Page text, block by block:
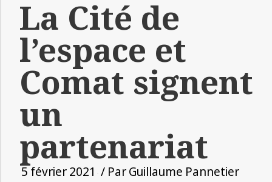
La Cité de
l’espace et
Comat signent
un
partenariat
5 février 2021 / ParGuillaume Pannetier